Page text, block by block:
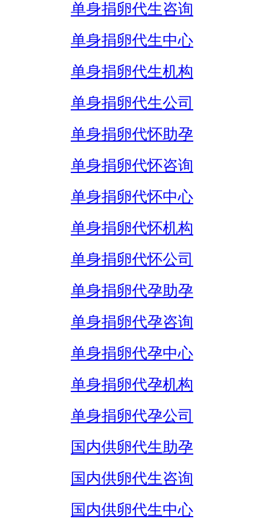
单身捐卵代生咨询
单身捐卵代生中心
单身捐卵代生机构
单身捐卵代生公司
单身捐卵代怀助孕
单身捐卵代怀咨询
单身捐卵代怀中心
单身捐卵代怀机构
单身捐卵代怀公司
单身捐卵代孕助孕
单身捐卵代孕咨询
单身捐卵代孕中心
单身捐卵代孕机构
单身捐卵代孕公司
国内供卵代生助孕
国内供卵代生咨询
国内供卵代生中心